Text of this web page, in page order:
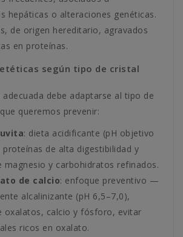
hepáticas o alteraciones genéticas.
de origen hereditario, agravados
en proteínas.
según tipo de cristal
debe adaptarse al tipo de
queremos prevenir:
: dieta acidificante (pH objetivo
proteínas de alta digestibilidad y
magnesio y carbohidratos refinados.
de calcio: enfoque preventivo —
alcalinizante (pH 6,5–7,0),
oxalatos, calcio y fósforo, evitar
ricos en oxalato.